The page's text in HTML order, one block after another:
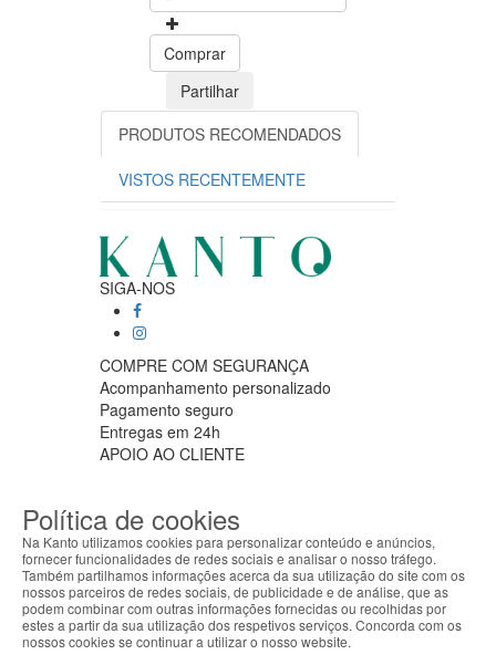
Comprar
Partilhar
PRODUTOS RECOMENDADOS
VISTOS RECENTEMENTE
SIGA-NOS
COMPRE COM SEGURANÇA
Acompanhamento personalizado
Pagamento seguro
Entregas em 24h
APOIO AO CLIENTE
15:00 › 17:30
Clique para iniciar chat
PARCEIROS LOGISTICOS
ABOUT THE COOKIES
Kanto handles information about your visit using
cookies that improve the performance of the
Política de cookies
Na Kanto utilizamos cookies para personalizar conteúdo e anúncios,
fornecer funcionalidades de redes sociais e analisar o nosso tráfego.
Também partilhamos informações acerca da sua utilização do site com os
nossos parceiros de redes sociais, de publicidade e de análise, que as
podem combinar com outras informações fornecidas ou recolhidas por
estes a partir da sua utilização dos respetivos serviços. Concorda com os
nossos cookies se continuar a utilizar o nosso website.